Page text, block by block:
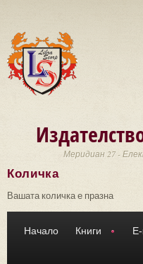
Меридиан 27 -
Количка
Вашата количка е празна
Начало Книги Е-